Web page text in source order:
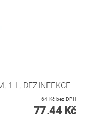
1 L, DEZINFEKCE
64 Kč bez DPH
77,44 Kč